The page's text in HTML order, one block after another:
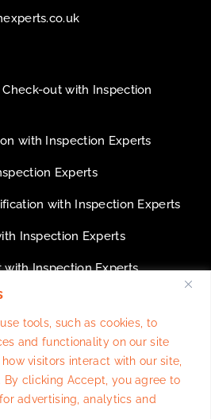
tools, such as cookies, to
and functionality on our site
visitors interact with our site,
By clicking Accept, you agree to
advertising, analytics and
out with Inspection
with Inspection Experts
Experts
with Inspection Experts
Inspection Experts
with Inspection Experts
inventory companies
By Trulysocialmedia.co.uk